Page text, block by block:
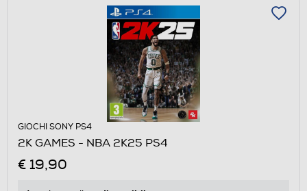
GIOCHI SONY PS4
2K GAMES - NBA 2K25 PS4
€ 19,90